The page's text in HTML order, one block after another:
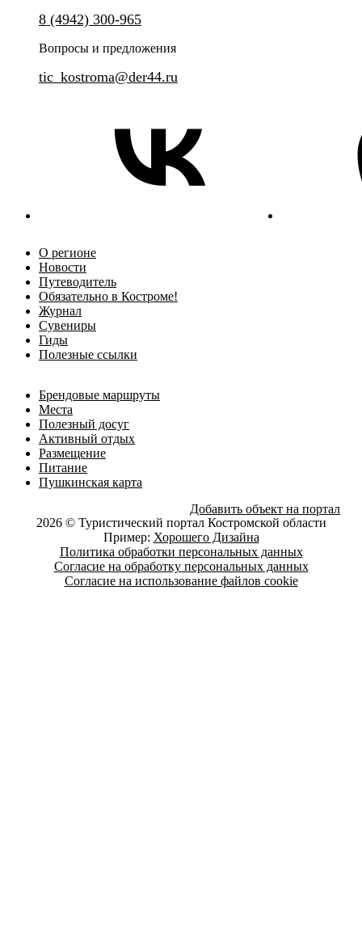
8 (4942) 300-965
Вопросы и предложения
tic_kostroma@der44.ru
О регионе
Новости
Путеводитель
Обязательно в Костроме!
Журнал
Сувениры
Гиды
Полезные ссылки
Брендовые маршруты
Места
Полезный досуг
Активный отдых
Размещение
Питание
Пушкинская карта
Добавить объект на портал
2026 © Туристический портал Костромской области
Пример: Хорошего Дизайна
Политика обработки персональных данных
Согласие на обработку персональных данных
Согласие на использование файлов cookie